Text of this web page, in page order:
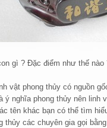
gì ? Đặc điểm như thế nào
vật phong thủy có nguồn
ý nghĩa phong thủy nên linh
tên khác bạn có thể tìm
thủy các chuyên gia gọi